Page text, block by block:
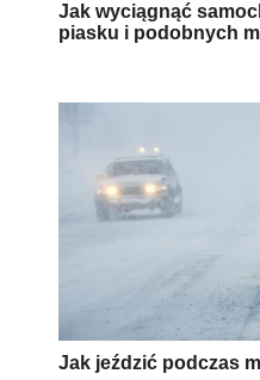
Jak wyciągnąć
piasku i podobnych
Jak jeździć podczas